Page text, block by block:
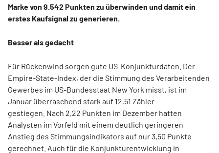
Marke von 9.542 Punkten zu überwinden und damit ein
erstes Kaufsignal zu generieren.
Besser als gedacht
Für Rückenwind sorgen gute US-Konjunkturdaten. Der
Empire-State-Index, der die Stimmung des Verarbeitenden
Gewerbes im US-Bundesstaat New York misst, ist im
Januar überraschend stark auf 12,51 Zähler
gestiegen. Nach 2,22 Punkten im Dezember hatten
Analysten im Vorfeld mit einem deutlich geringeren
Anstieg des Stimmungsindikators auf nur 3,50 Punkte
gerechnet. Auch für die Konjunkturentwicklung in